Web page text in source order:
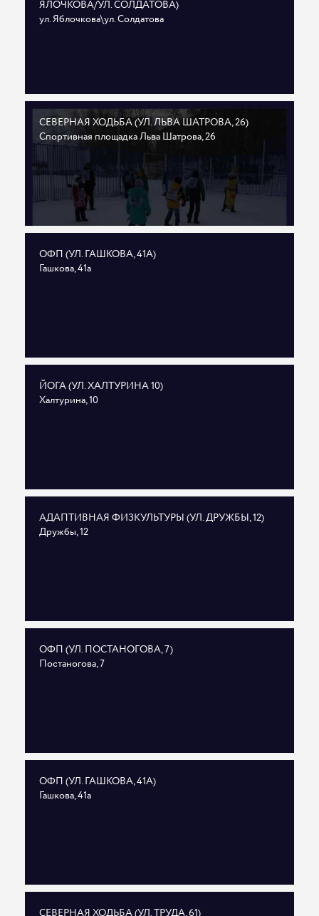
ЯЛОЧКОВА/УЛ. СОЛДАТОВА)
ул. Яблочкова\ул. Солдатова
СЕВЕРНАЯ ХОДЬБА (УЛ. ЛЬВА ШАТРОВА, 26)
Спортивная площадка Льва Шатрова, 26
ОФП (УЛ. ГАШКОВА, 41А)
Гашкова, 41а
ЙОГА (УЛ. ХАЛТУРИНА 10)
Халтурина, 10
АДАПТИВНАЯ ФИЗКУЛЬТУРЫ (УЛ. ДРУЖБЫ, 12)
Дружбы, 12
ОФП (УЛ. ПОСТАНОГОВА, 7)
Постаногова, 7
ОФП (УЛ. ГАШКОВА, 41А)
Гашкова, 41а
СЕВЕРНАЯ ХОДЬБА (УЛ. ТРУДА, 61)